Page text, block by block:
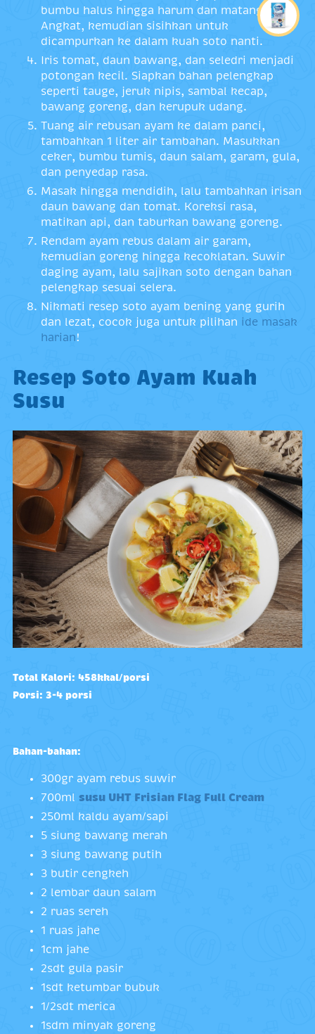
bumbu halus hingga harum dan matang.
Angkat, kemudian sisihkan untuk
dicampurkan ke dalam kuah soto nanti.
Iris tomat, daun bawang, dan seledri menjadi
potongan kecil. Siapkan bahan pelengkap
seperti tauge, jeruk nipis, sambal kecap,
bawang goreng, dan kerupuk udang.
Tuang air rebusan ayam ke dalam panci,
tambahkan 1 liter air tambahan. Masukkan
ceker, bumbu tumis, daun salam, garam, gula,
dan penyedap rasa.
Masak hingga mendidih, lalu tambahkan irisan
daun bawang dan tomat. Koreksi rasa,
matikan api, dan taburkan bawang goreng.
Rendam ayam rebus dalam air garam,
kemudian goreng hingga kecoklatan. Suwir
daging ayam, lalu sajikan soto dengan bahan
pelengkap sesuai selera.
Nikmati resep soto ayam bening yang gurih
dan lezat, cocok juga untuk pilihan ide masak
harian!
Resep Soto Ayam Kuah
Susu
Total Kalori: 458kkal/porsi
Porsi: 3-4 porsi
Bahan-bahan:
300gr ayam rebus suwir
700ml susu UHT Frisian Flag Full Cream
250ml kaldu ayam/sapi
5 siung bawang merah
3 siung bawang putih
3 butir cengkeh
2 lembar daun salam
2 ruas sereh
1 ruas jahe
1cm jahe
2sdt gula pasir
1sdt ketumbar bubuk
1/2sdt merica
1sdm minyak goreng